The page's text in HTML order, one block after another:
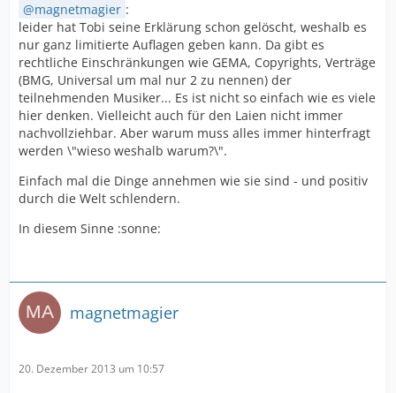
magnetmagier :
leider hat Tobi seine Erklärung schon gelöscht, weshalb es
nur ganz limitierte Auflagen geben kann. Da gibt es
rechtliche Einschränkungen wie GEMA, Copyrights, Verträge
(BMG, Universal um mal nur 2 zu nennen) der
teilnehmenden Musiker... Es ist nicht so einfach wie es viele
hier denken. Vielleicht auch für den Laien nicht immer
nachvollziehbar. Aber warum muss alles immer hinterfragt
werden \"wieso weshalb warum?\".
Einfach mal die Dinge annehmen wie sie sind - und positiv
durch die Welt schlendern.
In diesem Sinne :sonne:
magnetmagier
20. Dezember 2013 um 10:57